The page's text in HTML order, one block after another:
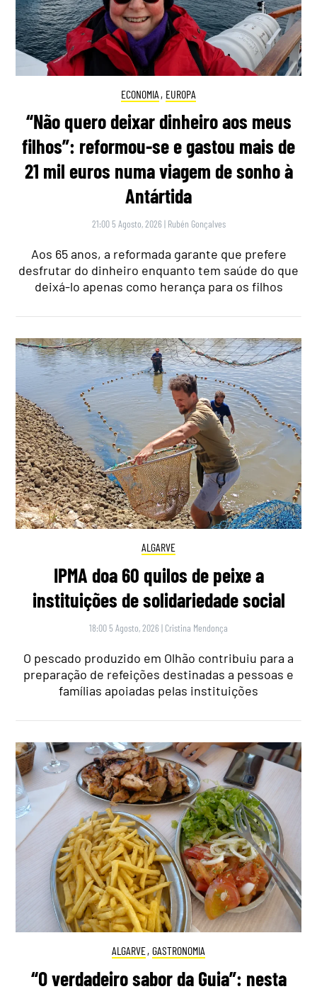
ECONOMIA , EUROPA
“Não quero deixar dinheiro aos meus
filhos”: reformou-se e gastou mais de
21 mil euros numa viagem de sonho à
Antártida
21:00 5 Agosto, 2026 | Rubén Gonçalves
Aos 65 anos, a reformada garante que prefere
desfrutar do dinheiro enquanto tem saúde do que
deixá-lo apenas como herança para os filhos
ALGARVE
IPMA doa 60 quilos de peixe a
instituições de solidariedade social
18:00 5 Agosto, 2026 | Cristina Mendonça
O pescado produzido em Olhão contribuiu para a
preparação de refeições destinadas a pessoas e
famílias apoiadas pelas instituições
ALGARVE, GASTRONOMIA
“O verdadeiro sabor da Guia”: nesta